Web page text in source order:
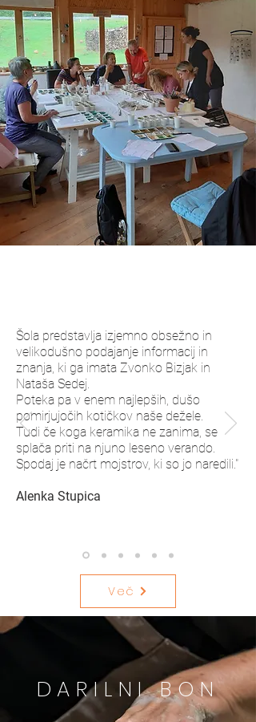
Šola predstavlja izjemno obsežno in
velikodušno podajanje informacij in
znanja, ki ga imata Zvonko Bizjak in
Nataša Sedej.
Poteka pa v enem najlepših, dušo
pomirjujočih kotičkov naše dežele.
Tudi če koga keramika ne zanima, se
splača priti na njuno leseno verando.
Spodaj je načrt mojstrov, ki so jo naredili."
Alenka Stupica
Več
DARILNI BON